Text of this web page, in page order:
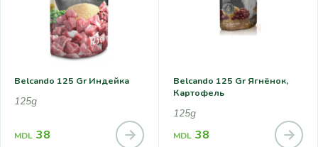
Belcando 125 Gr Индейка
125g
MDL 38
Belcando 125 Gr Ягнёнок,
Картофель
125g
MDL 38